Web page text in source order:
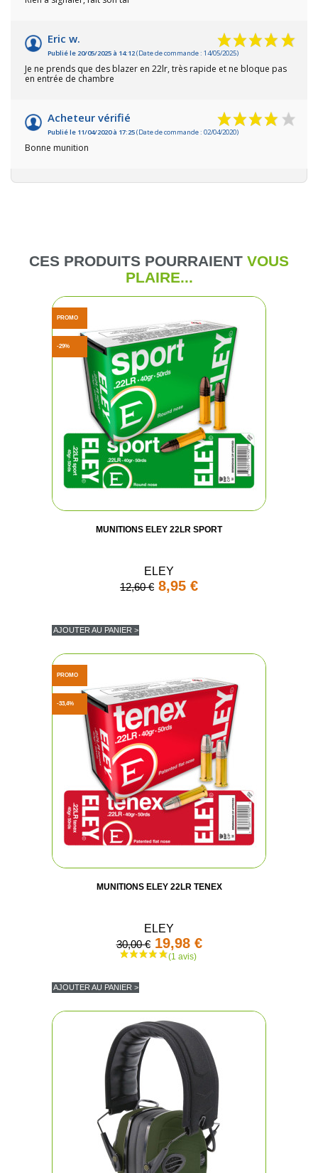
Eric w.
Publié le 20/05/2025 à 14:12(Date de commande : 14/05/2025)
Je ne prends que des blazer en 22lr, très rapide et ne bloque pas
en entrée de chambre
Acheteur vérifié
Publié le 11/04/2020 à 17:25(Date de commande : 02/04/2020)
Bonne munition
CES PRODUITS POURRAIENT VOUS
PLAIRE...
MUNITIONS ELEY 22LR SPORT
ELEY
12,60 € 8,95 €
AJOUTER AU PANIER >
PROMO
-29%
MUNITIONS ELEY 22LR TENEX
ELEY
30,00 € 19,98 €
AJOUTER AU PANIER >
PROMO
-33,4%